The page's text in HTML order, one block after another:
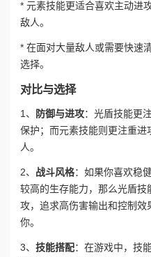
* 元素技能更适合喜欢主动进
敌人。
* 在面对大量敌人或需要快速
选择。
对比与选择
1、 防御与进攻：光盾技能更
保护；而元素技能则更注重
人。
2、 战斗风格：如果你喜欢稳
较高的生存能力，那么光盾
攻，追求高伤害输出和控制
你。
3、 技能搭配：在游戏中，技